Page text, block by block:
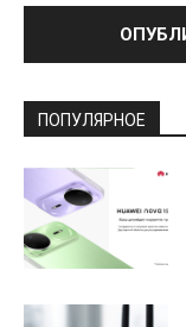
ПОПУЛЯРНОЕ